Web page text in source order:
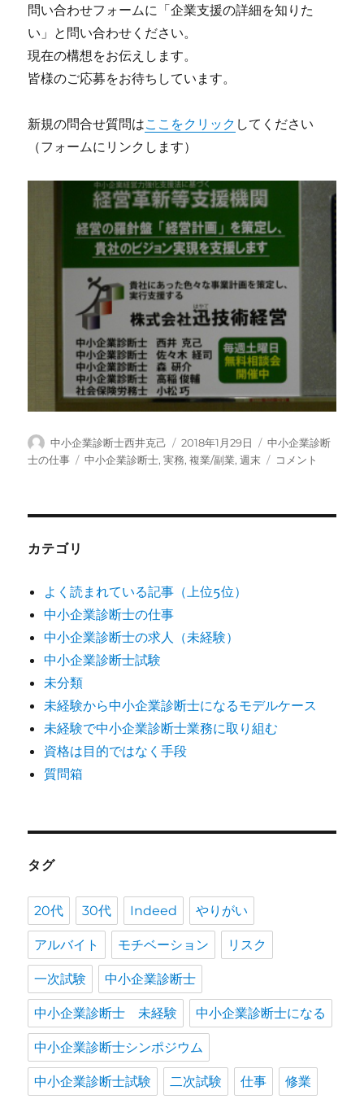
問い合わせフォームに「企業支援の詳細を知りた
い」と問い合わせください。
現在の構想をお伝えします。
皆様のご応募をお待ちしています。
新規の問合せ質問はここをクリック してください
（フォームにリンクします）
投
稿
中小企業診断士西井克己
投
稿
2018年1月29日
カ
テ
中小企業診断
士の仕事
タ
中小企業診断士,実務,複業/副業,週末
働
士
の
活
に
コメント
カテゴリ
よく読まれている記事（上位5位）
中小企業診断士の仕事
中小企業診断士の求人（未経験）
中小企業診断士試験
未分類
未経験から中小企業診断士になるモデルケース
未経験で中小企業診断士業務に取り組む
資格は目的ではなく手段
質問箱
タグ
20代 30代 Indeed やりがい
アルバイト モチベーション リスク
一次試験 中小企業診断士
中小企業診断士 未経験 中小企業診断士になる
中小企業診断士シンポジウム
中小企業診断士試験 二次試験 仕事 修業